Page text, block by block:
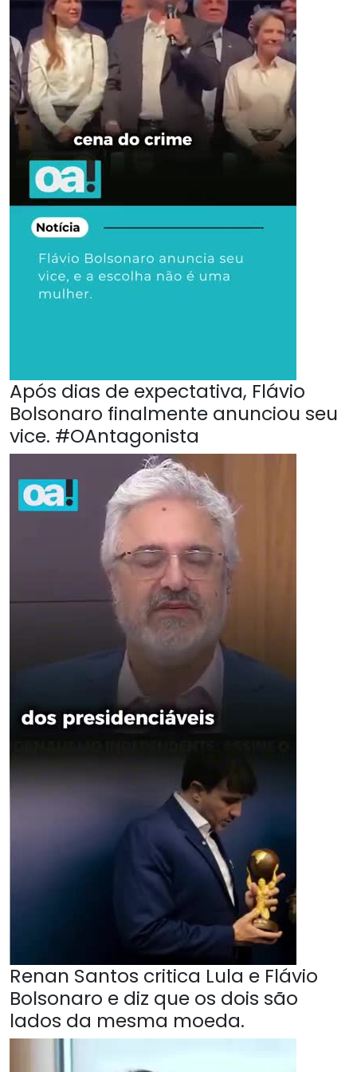
Após dias de expectativa, Flávio
Bolsonaro finalmente anunciou seu
vice. #OAntagonista
Renan Santos critica Lula e Flávio
Bolsonaro e diz que os dois são
lados da mesma moeda.